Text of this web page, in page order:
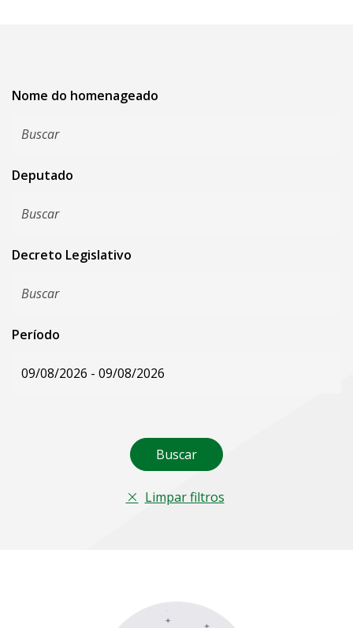
Nome do homenageado
Deputado
Decreto Legislativo
Período
Buscar
Limpar filtros